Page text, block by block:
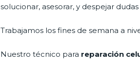
solucionar, asesorar, y despejar
Trabajamos los fines de semana a
Nuestro técnico para reparación